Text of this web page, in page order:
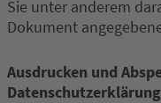
Sie unter anderem
Dokument
Ausdrucken und
Datenschutzerklärung